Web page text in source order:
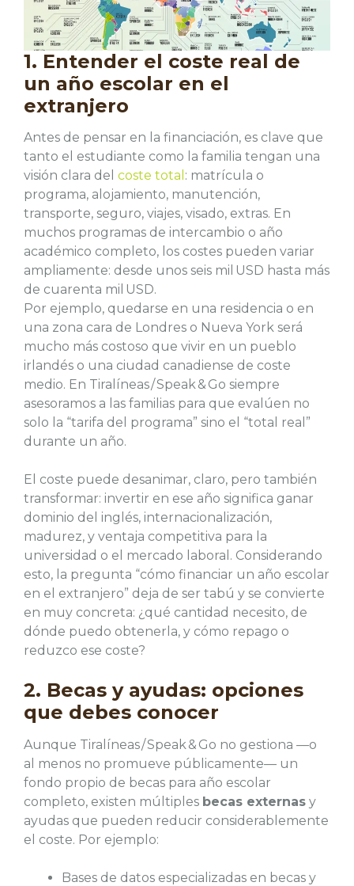
1. Entender el coste real de
un año escolar en el
extranjero
Antes de pensar en la financiación, es clave que
tanto el estudiante como la familia tengan una
visión clara del coste total : matrícula o
programa, alojamiento, manutención,
transporte, seguro, viajes, visado, extras. En
muchos programas de intercambio o año
académico completo, los costes pueden variar
ampliamente: desde unos seis mil USD hasta más
de cuarenta mil USD.
Por ejemplo, quedarse en una residencia o en
una zona cara de Londres o Nueva York será
mucho más costoso que vivir en un pueblo
irlandés o una ciudad canadiense de coste
medio. En Tiralíneas / Speak & Go siempre
asesoramos a las familias para que evalúen no
solo la “tarifa del programa” sino el “total real”
durante un año.
El coste puede desanimar, claro, pero también
transformar: invertir en ese año significa ganar
dominio del inglés, internacionalización,
madurez, y ventaja competitiva para la
universidad o el mercado laboral. Considerando
esto, la pregunta “cómo financiar un año escolar
en el extranjero” deja de ser tabú y se convierte
en muy concreta: ¿qué cantidad necesito, de
dónde puedo obtenerla, y cómo repago o
reduzco ese coste?
2. Becas y ayudas: opciones
que debes conocer
Aunque Tiralíneas / Speak & Go no gestiona —o
al menos no promueve públicamente— un
fondo propio de becas para año escolar
completo, existen múltiples becas externas y
ayudas que pueden reducir considerablemente
el coste. Por ejemplo:
Bases de datos especializadas en becas y